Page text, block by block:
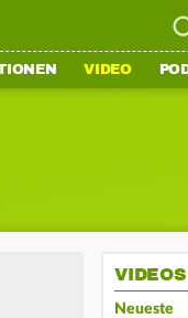
VIDEO
VIDEOS
Neueste